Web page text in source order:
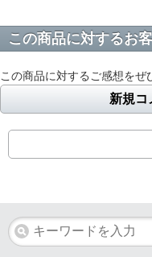
この商品に対するお
この商品に対するご感想をぜ
新規コ